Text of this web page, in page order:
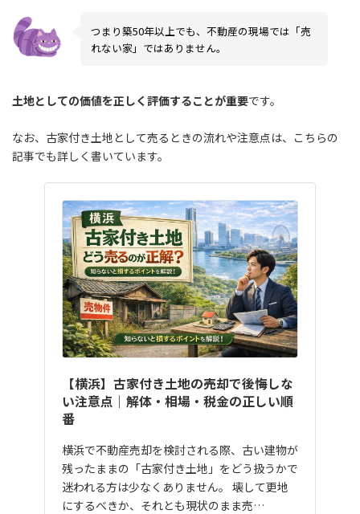
つまり築50年以上でも、不動産の現場では「売
れない家」ではありません。
土地としての価値を正しく評価することが重要です。
なお、古家付き土地として売るときの流れや注意点は、こちらの
記事でも詳しく書いています。
【横浜】古家付き土地の売却で後悔しな
い注意点｜解体・相場・税金の正しい順
番
横浜で不動産売却を検討される際、古い建物が
残ったままの「古家付き土地」をどう扱うかで
迷われる方は少なくありません。 壊して更地
にするべきか、それとも現状のまま売…